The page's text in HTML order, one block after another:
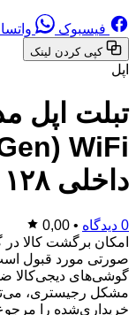
فیسبوک
کپی کردن لینک
اپل
داخلی ۱۲۸ گیگابایت
0 دیدگاه •
0,00
امکان برگشت کالا در
صورتی مورد قبول است
گوشی‌های دیجی‌کالا
خریداری‌شده را